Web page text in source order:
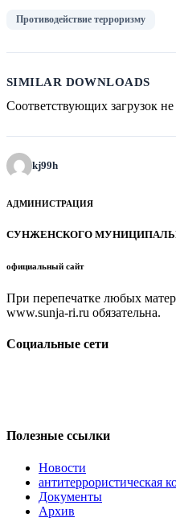
Противодействие терроризму
SIMILAR DOWNLOADS
Соответствующих загрузок
kj99h
АДМИНИСТРАЦИЯ
СУНЖЕНСКОГО
официальный сайт
При перепечатке любых
www.sunja-ri.ru обязательна.
Социальные сети
Полезные ссылки
Новости
антитеррористическая
Документы
Архив